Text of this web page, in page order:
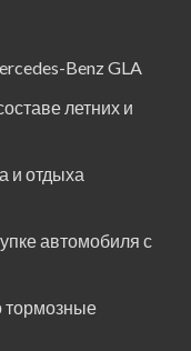
Benz GLA
летних и
и отдыха
автомобиля с
тормозные